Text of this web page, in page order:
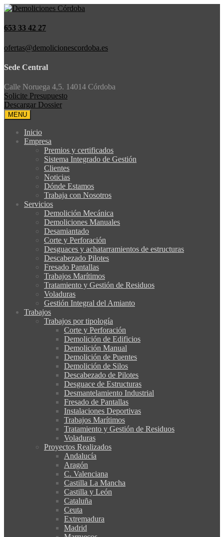
653 33 42 27
ofertas@demolicionescordoba.es
Sede Central
Calle Noruega 4,5. 14014 Córdoba
Solicite Presupuesto
Descargar Dossier
MENU
Inicio
Empresa
Premios y certificados
Sistema Integrado de Gestión
Clientes
Noticias
Dónde Estamos
Trabaja con Nosotros
Servicios
Demolición Mecánica
Demoliciones Manuales
Desamiantado
Corte y Perforación
Desguaces y achatarramientos de estructuras
Descabezado Pilotes
Fresado Pantallas
Trabajos Marítimos
Tratamiento y Gestión de Residuos
Voladuras
Gestión Integral del Amianto
Trabajos
Trabajos por tipología
Corte y Perforación
Demolición de Edificios
Demolición Manual
Demolición de Puentes
Demolición de Silos
Descabezado de Pilotes
Desguace de Estructuras
Desmantelamiento Industrial
Fresado de Pantallas
Instalaciones Deportivas
Trabajos Marítimos
Tratamiento y Gestión de Residuos
Voladuras
Proyectos Realizados
Andalucía
Aragón
C. Valenciana
Castilla La Mancha
Castilla y León
Cataluña
Ceuta
Extremadura
Madrid